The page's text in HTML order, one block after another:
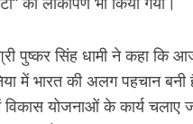
सिंह धामी ने कहा कि आज
में भारत की अलग पहचान
में विकास योजनाओं के कार्य